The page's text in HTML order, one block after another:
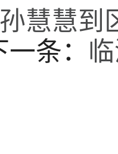
孙慧慧到
一条：